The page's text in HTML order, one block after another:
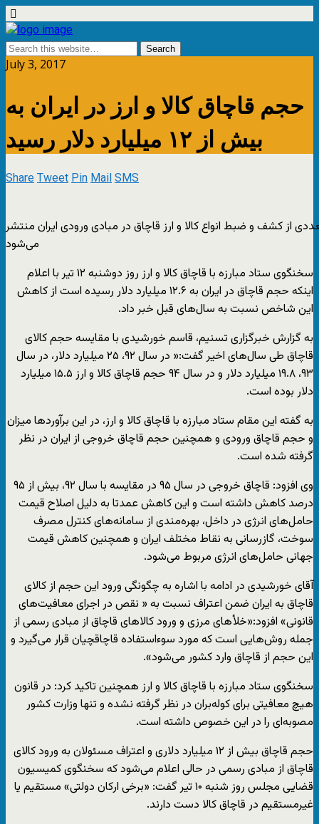
July 3, 2017
حجم قاچاق کالا و ارز در ایران به
بیش از ۱۲ میلیارد دلار رسید
ShareTweetPinMailSMS
از کشف و ضبط انواع کالا و ارز قاچاق در مبادی ورودی ایران منتشر
می‌شود
سخنگوی ستاد مبارزه با قاچاق کالا و ارز روز دوشنبه ۱۲ تیر با اعلام
اینکه حجم قاچاق در ایران به ۱۲.۶ میلیارد دلار رسیده است از کاهش
این شاخص نسبت به سال‌های قبل خبر داد.
به گزارش خبرگزاری تسنیم، قاسم خورشیدی با مقایسه حجم کالای
قاچاق طی سال‌های اخیر گفت:« در سال ۹۲، ۲۵ میلیارد دلار، در سال
۹۳، ۱۹.۸ میلیارد دلار و در سال ۹۴ حجم قاچاق کالا و ارز ۱۵.۵ میلیارد
دلار بوده است.
به گفته این مقام ستاد مبارزه با قاچاق کالا و ارز، در این برآوردها میزان
و حجم قاچاق ورودی و همچنین حجم قاچاق خروجی از ایران در نظر
گرفته شده است.
وی افزود: قاچاق خروجی در سال ۹۵ در مقایسه با سال ۹۲، بیش از ۹۵
درصد کاهش داشته است و این کاهش عمدتا به دلیل اصلاح قیمت‌
حامل‌های انرژی در داخل، بهره‌مندی از سامانه‌های کنترل مصرف
سوخت، گازرسانی به نقاط مختلف ایران و همچنین کاهش قیمت‌
جهانی حامل‌های انرژی مربوط می‌شود.
آقای خورشیدی در ادامه با اشاره به چگونگی ورود این حجم از کالای
قاچاق به ایران ضمن اعتراف نسبت به « نقص در اجرای معافیت‌های
قانونی» افزود:«خلأهای مرزی و ورود کالاهای قاچاق از مبادی رسمی از
جمله روش‌هایی است که مورد سوءاستفاده قاچاقچیان قرار می‌گیرد و
این حجم از قاچاق وارد کشور می‌شود».
سخنگوی ستاد مبارزه با قاچاق کالا و ارز همچنین تاکید کرد: در قانون
هیچ معافیتی برای کوله‌بران در نظر گرفته نشده و تنها وزارت کشور
مصوبه‌ای را در این خصوص داشته است.
حجم قاچاق بیش از ۱۲ میلیارد دلاری و اعتراف مسئولان به ورود کالای
قاچاق از مبادی رسمی در حالی اعلام می‌شود که سخنگوی کمیسیون
قضایی مجلس روز شنبه ۱۰ تیر گفت: «برخی ارکان دولتی» مستقیم یا
غیرمستقیم در قاچاق کالا دست دارند.